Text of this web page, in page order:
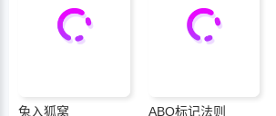
兔入狐窝 ABO标记法则